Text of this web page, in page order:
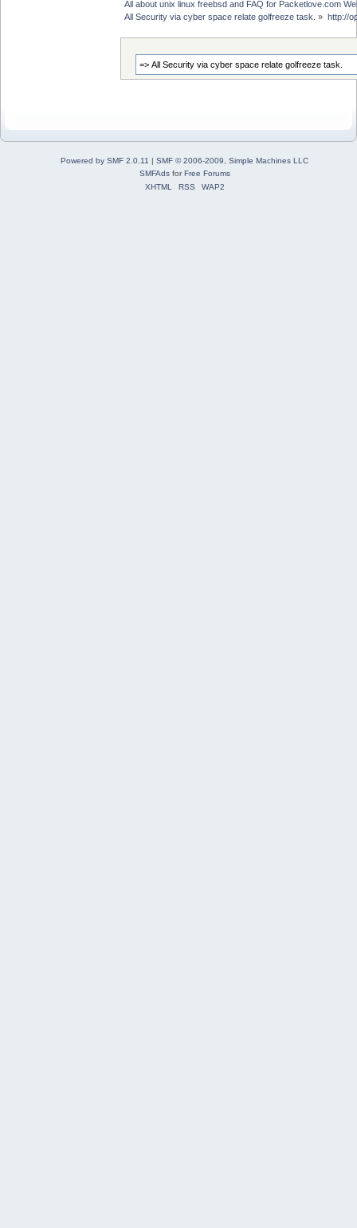
All about unix linux freebsd and FAQ for Packetlove.com
All Security via cyber space relate golfreeze task. » http://
Powered by SMF 2.0.11 | SMF © 2006-2009, Simple Machines LLC
SMFAdsforFree Forums
XHTML
RSS WAP2